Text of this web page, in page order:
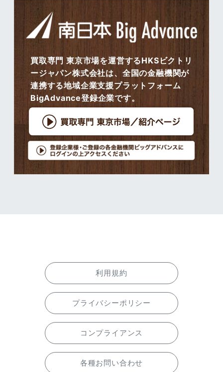
買取専門 東京市場を運営するHKSビクトリ
ージャパン株式会社は、全国の金融機関が
連携する地域企業支援プラットフォーム
BigAdvance登録企業です。
利用規約
プライバシーポリシー
コンプライアンス
各種お問い合わせ